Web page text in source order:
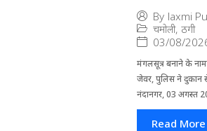
By laxmi
चमोली, ठगी
03/08/
मंगलसूत्र बनाने के
जेवर, पुलिस ने दुकान
नंदानगर, 03 अगस्त
Read More